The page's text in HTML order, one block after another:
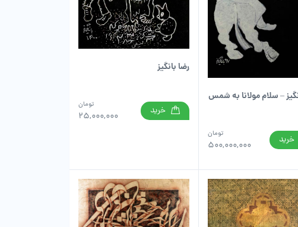
– سلام مولانا به شمس
500,000,000
تومان خرید
رضا بانگیز
25,000,000
تومان خرید